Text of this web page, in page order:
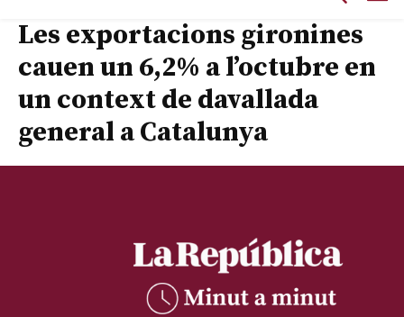
Les exportacions gironines
cauen un 6,2% a l’octubre en
un context de davallada
general a Catalunya